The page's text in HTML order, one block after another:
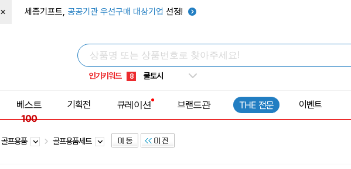
× 세종기프트, 공공기관 우선구매 대상기업 선정!
인기키워드
5 키캡
8 쿨토시
9 넥쿨러
1 선풍기
베스트
100
기획전 큐레이션 브랜드관 THE 전문 이벤트
골프용품 골프용품세트